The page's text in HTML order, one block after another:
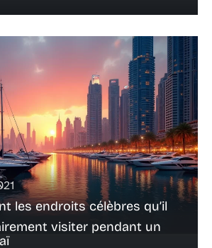
les endroits célèbres qu’il
visiter pendant un